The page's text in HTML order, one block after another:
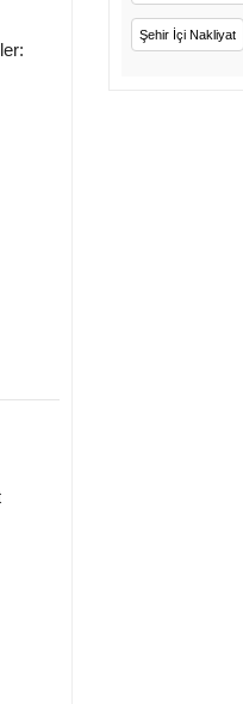
Şehir İçi Nakliyat